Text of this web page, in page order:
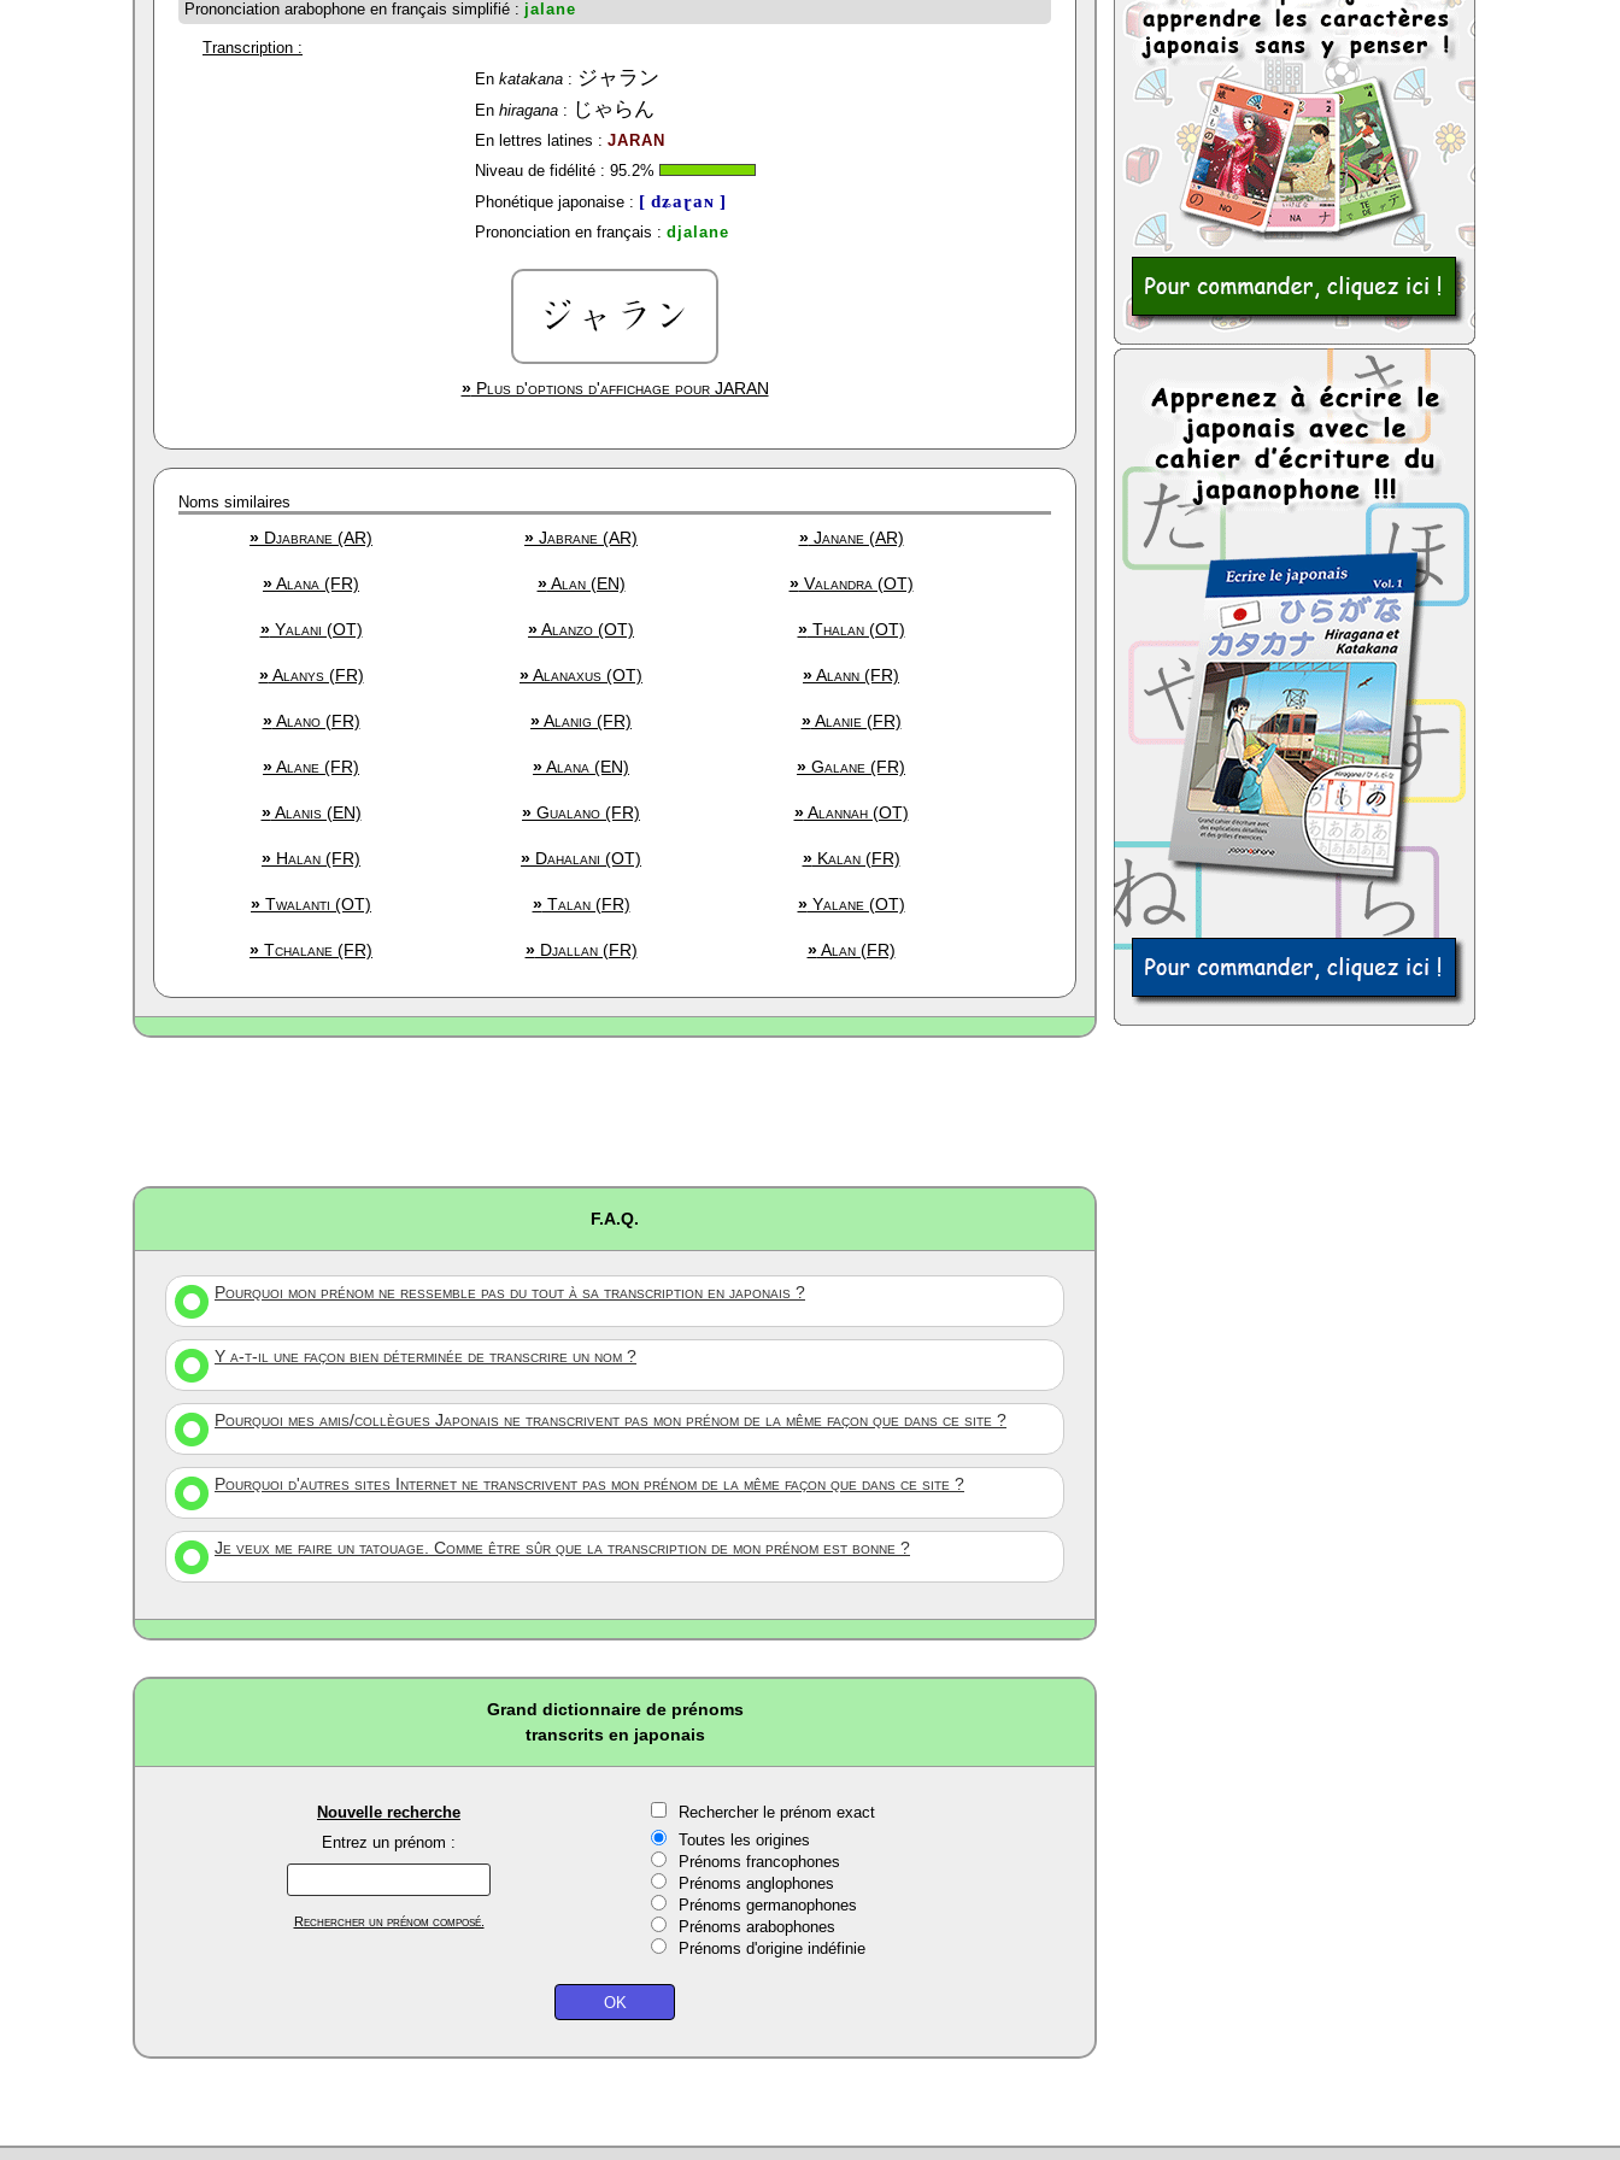
Prononciation arabophone en français simplifié : jalane
Transcription :
En katakana: ジャラン
En hiragana: じゃらん
En lettres latines : JARAN
Niveau de fidélité : 95.2%
Phonétique japonaise : [ dʑaɽaɴ ]
Prononciation en français : djalane
»Plus d'options d'affichage pourJARAN
Noms similaires
» Djabrane (AR) » Jabrane (AR) »Janane (AR)
»Alana (FR) »Alan (EN) »Valandra (OT)
»Yalani (OT) »Alanzo (OT) »Thalan (OT)
»Alanys (FR) »Alanaxus (OT) »Alann (FR)
»Alano (FR) »Alanig (FR) »Alanie (FR)
»Alane (FR) »Alana (EN) » Galane (FR)
»Alanis (EN) » Gualano (FR) »Alannah (OT)
» Halan (FR) » Dahalani (OT) »Kalan (FR)
» Twalanti (OT) »Talan (FR) »Yalane (OT)
» Tchalane (FR) »Djallan (FR) »Alan (FR)
F.A.Q.
Pourquoi mon prénom ne ressemble pas du tout à sa transcription en japonais ?
Y a-t-il une façon bien déterminée de transcrire un nom ?
Pourquoi mes amis/collègues Japonais ne transcrivent pas mon prénom de la même façon que dans ce site ?
Pourquoi d'autres sites Internet ne transcrivent pas mon prénom de la même façon que dans ce site ?
Je veux me faire un tatouage. Comme être sûr que la transcription de mon prénom est bonne ?
Grand dictionnaire de prénoms
transcrits en japonais
Nouvelle recherche
Entrez un prénom :
Rechercher un prénom composé.
Rechercher le prénom exact
Toutes les origines
Prénoms francophones
Prénoms anglophones
Prénoms germanophones
Prénoms arabophones
Prénoms d'origine indéfinie